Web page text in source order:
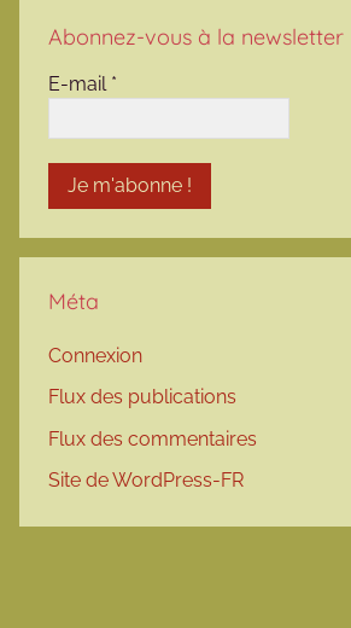
Abonnez-vous à la newsletter
E-mail *
Méta
Connexion
Flux des publications
Flux des commentaires
Site de WordPress-FR